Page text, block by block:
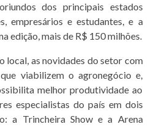
dos principais estados
empresários e estudantes, e a
edição, mais de R$ 150 milhões.
local, as novidades do setor com
viabilizem o agronegócio e,
melhor produtividade ao
especialistas do país em dois
a Trincheira Show e a Arena